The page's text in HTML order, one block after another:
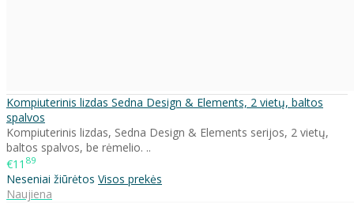
Kompiuterinis lizdas Sedna Design & Elements, 2 vietų, baltos
spalvos
Kompiuterinis lizdas, Sedna Design & Elements serijos, 2 vietų,
baltos spalvos, be rėmelio. ..
€11 89
Neseniai žiūrėtos Visos prekės
Naujiena